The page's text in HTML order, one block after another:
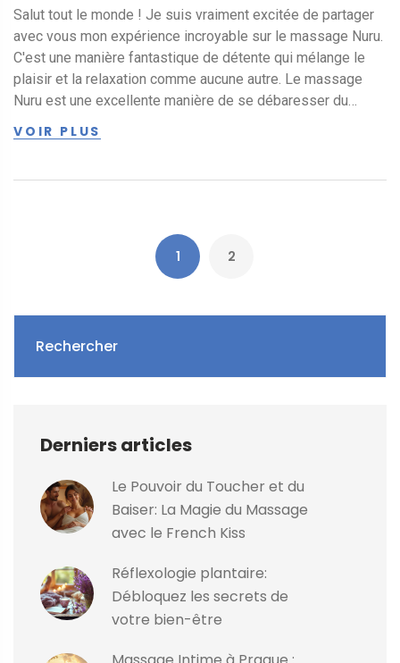
Salut tout le monde ! Je suis vraiment excitée de partager
avec vous mon expérience incroyable sur le massage Nuru.
C'est une manière fantastique de détente qui mélange le
plaisir et la relaxation comme aucune autre. Le massage
Nuru est une excellente manière de se débaresser du
plénitude. J'ai hâte de plonger dans les détails et de vous
VOIR PLUS
1 2
Rechercher
Derniers articles
Le Pouvoir du Toucher et du
Baiser: La Magie du Massage
avec le French Kiss
Réflexologie plantaire:
Débloquez les secrets de
votre bien-être